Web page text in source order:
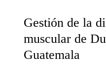
Gestión de la
muscular de
Guatemala